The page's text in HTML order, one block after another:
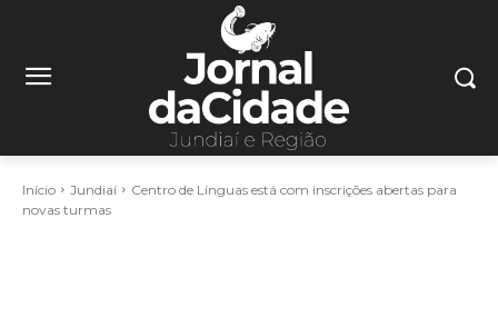
Início Jundiaí
Centro de Línguas está com inscrições abertas para
novas turmas